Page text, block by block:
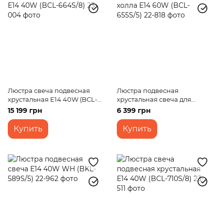
Люстра свеча подвесная
хрустальная E14 40W (BCL-
664S/8)
15 199 грн
Купить
Люстра подвесная
хрустальная свеча для
холла E14 60W (BCL-655S/5)
6 399 грн
Купить